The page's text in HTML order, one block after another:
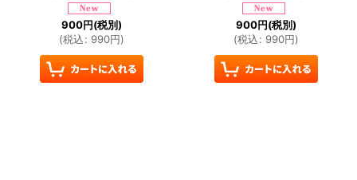
900円(税別)
(税込: 990円)
900円(税別)
(税込: 990円)